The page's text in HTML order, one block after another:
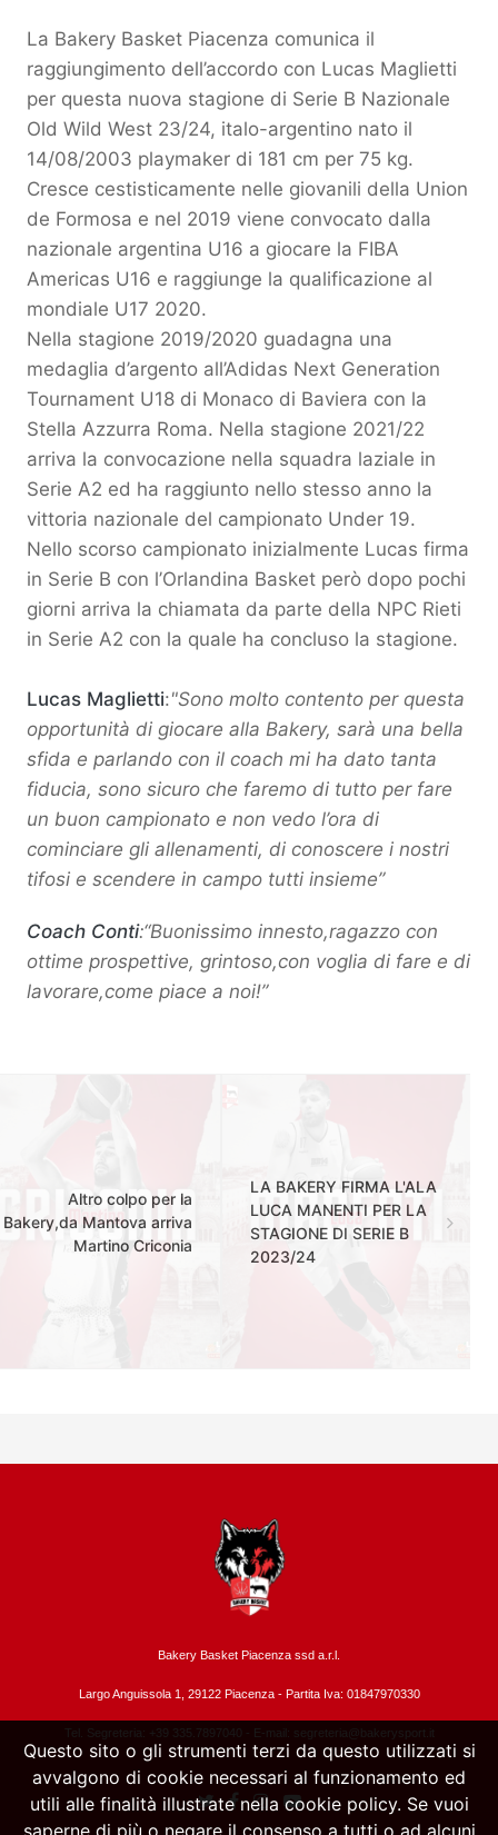
La Bakery Basket Piacenza comunica il
raggiungimento dell’accordo con Lucas Maglietti
per questa nuova stagione di Serie B Nazionale
Old Wild West 23/24, italo-argentino nato il
14/08/2003 playmaker di 181 cm per 75 kg.
Cresce cestisticamente nelle giovanili della Union
de Formosa e nel 2019 viene convocato dalla
nazionale argentina U16 a giocare la FIBA
Americas U16 e raggiunge la qualificazione al
mondiale U17 2020.
Nella stagione 2019/2020 guadagna una
medaglia d’argento all’Adidas Next Generation
Tournament U18 di Monaco di Baviera con la
Stella Azzurra Roma. Nella stagione 2021/22
arriva la convocazione nella squadra laziale in
Serie A2 ed ha raggiunto nello stesso anno la
vittoria nazionale del campionato Under 19.
Nello scorso campionato inizialmente Lucas firma
in Serie B con l’Orlandina Basket però dopo pochi
giorni arriva la chiamata da parte della NPC Rieti
in Serie A2 con la quale ha concluso la stagione.
Lucas Maglietti:"Sono molto contento per questa
opportunità di giocare alla Bakery, sarà una bella
sfida e parlando con il coach mi ha dato tanta
fiducia, sono sicuro che faremo di tutto per fare
un buon campionato e non vedo l’ora di
cominciare gli allenamenti, di conoscere i nostri
tifosi e scendere in campo tutti insieme”
Coach Conti:“Buonissimo innesto,ragazzo con
ottime prospettive, grintoso,con voglia di fare e di
lavorare,come piace a noi!”
Altro colpo per la
Bakery,da Mantova arriva
Martino Criconia
LA BAKERY FIRMA L'ALA
LUCA MANENTI PER LA
STAGIONE DI SERIE B
2023/24
Bakery Basket Piacenza ssd a.r.l.
Largo Anguissola 1, 29122 Piacenza - Partita Iva: 01847970330
Tel. Segreteria: +39 335.7897040 - E-mail: segreteria@bakerysport.it
Questo sito o gli strumenti terzi da questo utilizzati si
avvalgono di cookie necessari al funzionamento ed
utili alle finalità illustrate nella cookie policy. Se vuoi
saperne di più o negare il consenso a tutti o ad alcuni